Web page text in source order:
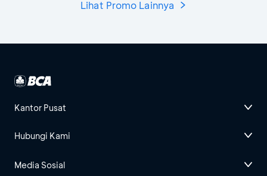
Lihat Promo Lainnya
Kantor Pusat
Hubungi Kami
Media Sosial